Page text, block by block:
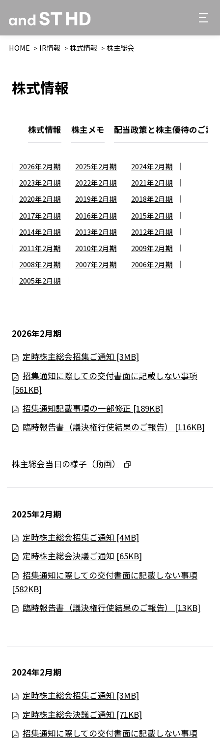
HOME IR情報 株式情報 株主総会
株式情報
株式情報 株主メモ 配当政策と株主優待のご案
2026年2月期 2025年2月期
2024年2月期
2023年2月期
2022年2月期
2021年2月期
2020年2月期
2019年2月期
2018年2月期
2017年2月期
2016年2月期
2015年2月期
2014年2月期
2013年2月期
2012年2月期
2011年2月期
2010年2月期
2009年2月期
2008年2月期
2007年2月期
2006年2月期
2005年2月期
2026年2月期
定時株主総会招集ご通知 [3MB]
招集通知に際しての交付書面に記載しない事項
[561KB]
招集通知記載事項の一部修正 [189KB]
臨時報告書（議決権行使結果のご報告） [116KB]
株主総会当日の様子（動画）
2025年2月期
定時株主総会招集ご通知 [4MB]
定時株主総会決議ご通知 [65KB]
招集通知に際しての交付書面に記載しない事項
[582KB]
臨時報告書（議決権行使結果のご報告） [13KB]
2024年2月期
定時株主総会招集ご通知 [3MB]
定時株主総会決議ご通知 [71KB]
招集通知に際しての交付書面に記載しない事項